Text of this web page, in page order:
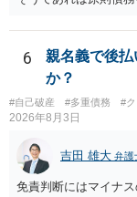
ます。 入籍した場合
には変わりがありま
場でアドバイスを行
を持参のうえ個別に
6
親名義で後
か？
#自己破産 #多重債務 #
2026年8月3日
吉田 雄大 弁護
免責判断にはマイナ